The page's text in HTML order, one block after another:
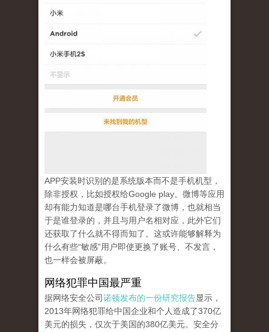
APP安装时识别的是系统版本而不是手机机型，
除非授权，比如授权给Google play。微博等应用
却有能力知道是哪台手机登录了微博，也就相当
于是谁登录的，并且与用户名相对应，此外它们
还获取了什么就不得而知了。这或许能够解释为
什么有些“敏感”用户即使更换了账号、不发言，
也一样会被屏蔽。
网络犯罪中国最严重
据网络安全公司诺顿发布的一份研究报告显示，
2013年网络犯罪给中国企业和个人造成了370亿
美元的损失，仅次于美国的380亿美元。安全分